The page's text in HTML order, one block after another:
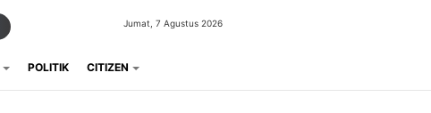
Jumat, 7 Agustus 2026
POLITIK CITIZEN